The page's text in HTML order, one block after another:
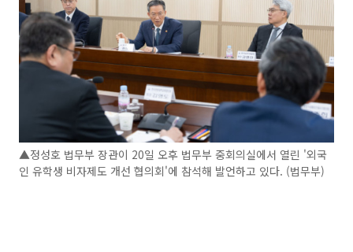
▲정성호 법무부 장관이 20일 오후 법무부 중회의실에서 열린 '외국
인 유학생 비자제도 개선 협의회'에 참석해 발언하고 있다. (법무부)